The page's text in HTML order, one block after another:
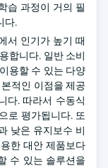
습 과정이 거의 필
다.
서 인기가 높기 때
합니다. 일반 소비
용할 수 있는 다양
적인 이점을 제공
다. 따라서 수동식
로 평가됩니다. 또
낮은 유지보수 비
한 대안 제품보다
수 있는 솔루션을